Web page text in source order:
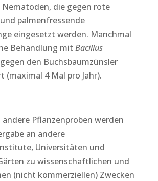
Nematoden, die gegen rote
palmenfressende
eingesetzt werden. Manchmal
Behandlung mit Bacillus
den Buchsbaumzünsler
(maximal 4 Mal pro Jahr).
Pflanzenproben werden
an andere
Universitäten und
zu wissenschaftlichen und
(nicht kommerziellen) Zwecken